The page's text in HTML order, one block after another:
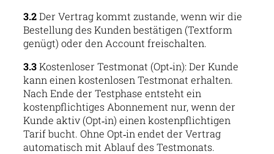
3.2Der Vertrag kommt zustande, wenn wir die
Bestellung des Kunden bestätigen (Textform
genügt) oder den Account freischalten.
3.3Kostenloser Testmonat (Opt‑in): Der Kunde
kann einen kostenlosen Testmonat erhalten.
Nach Ende der Testphase entsteht ein
kostenpflichtiges Abonnement nur, wenn der
Kunde aktiv (Opt‑in) einen kostenpflichtigen
Tarif bucht. Ohne Opt‑in endet der Vertrag
automatisch mit Ablauf des Testmonats.